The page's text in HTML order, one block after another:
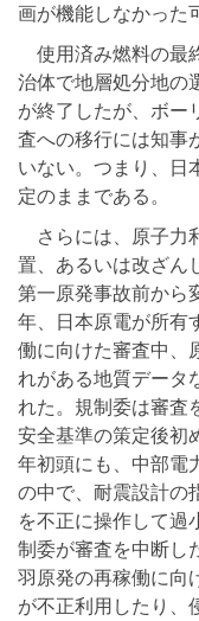
画が機能しなかった
使用済み燃料の最
治体で地層処分地の
が終了したが、ボー
査への移行には知事
いない。つまり、日
定のままである。
さらには、原子力
置、あるいは改ざん
第一原発事故前から
年、日本原電が所有
働に向けた審査中、
れがある地質データ
れた。規制委は審査
安全基準の策定後初
年初頭にも、中部電
の中で、耐震設計の
を不正に操作して過
制委が審査を中断し
羽原発の再稼働に向
が不正利用したり、